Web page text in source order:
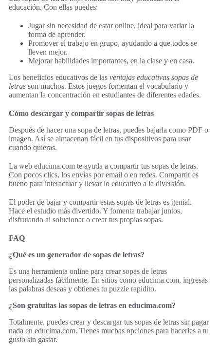
educación. Con ellas puedes:
Jugar sin necesidad de estar online, ideal para variar la
forma de aprender.
Promover el trabajo en grupo, ayudando a que todos se
lleven mejor.
Mejorar habilidades importantes, en la clase y en casa.
Los beneficios educativos de las ventajas educativas sopas de
letras son muchos. Estos juegos fomentan el vocabulario y
aumentan la concentración en estudiantes de diferentes edades.
Cómo descargar y compartir sopas de letras
Después de hacer una sopa de letras, puedes bajarla como PDF o
imagen. Así se almacenan fácil en tus dispositivos para usar
cuando quieras.
La web educima.com te ayuda a compartir tus sopas de letras.
Con pocos clics, los envías por email o en redes. Compartir es
bueno para interactuar y llevar lo educativo a la diversión.
El poder de bajar y compartir estas sopas de letras es genial.
Hace el estudio más divertido. Y fomenta trabajar juntos,
disfrutando al solucionar o crear tus propias sopas.
FAQ
¿Qué es un generador de sopas de letras?
Es una herramienta online para crear sopas de letras
personalizadas fácilmente. En sitios como educima.com, ingresas
las palabras deseas y obtienes tu puzzle rapidito.
¿Son gratuitas las sopas de letras en educima.com?
Totalmente, puedes crear y descargar tus sopas de letras sin pagar
nada en educima.com. Tienes muchas opciones para hacerles a tu
gusto sin gastar.